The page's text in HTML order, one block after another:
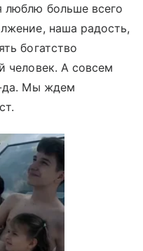
люблю больше всего
наша радость,
богатство
человек. А совсем
да. Мы ждем